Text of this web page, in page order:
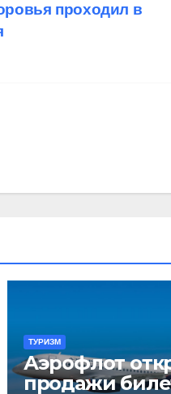
проходил в
ТУРИЗМ
Аэрофлот
продажи